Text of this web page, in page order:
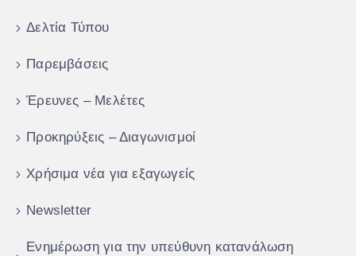
Δελτία Τύπου
Παρεμβάσεις
Έρευνες – Μελέτες
Προκηρύξεις – Διαγωνισμοί
Χρήσιμα νέα για εξαγωγείς
Newsletter
Ενημέρωση για την υπεύθυνη κατανάλωση